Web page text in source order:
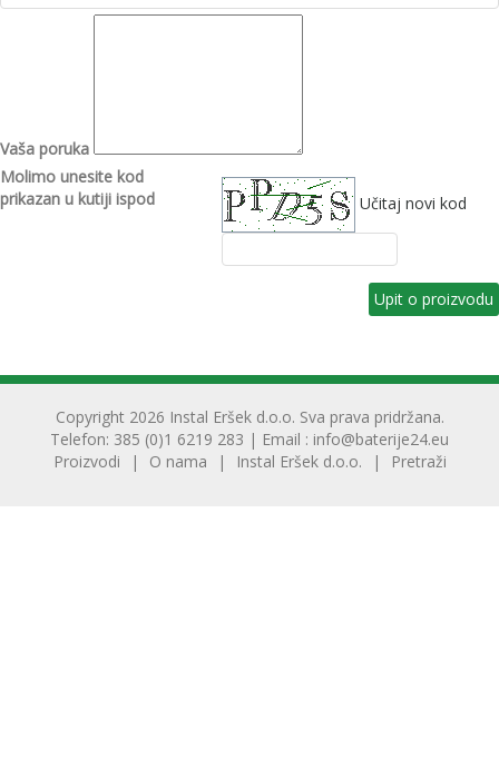
Vaša poruka
Molimo unesite kod
prikazan u kutiji ispod
Učitaj novi kod
Copyright 2026 Instal Eršek d.o.o. Sva prava pridržana.
Telefon: 385 (0)1 6219 283 | Email : info@baterije24.eu
Proizvodi
O nama Instal Eršek d.o.o. Pretraži